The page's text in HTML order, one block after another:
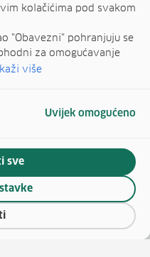
kolačićima pod svakom
"Obavezni" pohranjuju se
za omogućavanje
više
Uvijek omogućeno
sve